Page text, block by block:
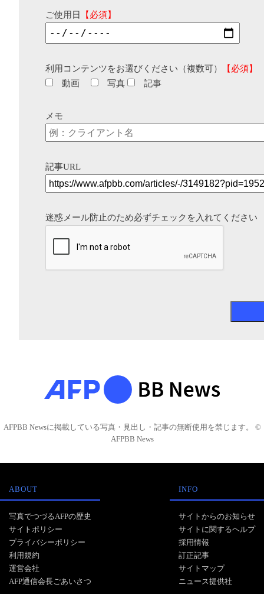
ご使用日 【必須】
利用コンテンツをお選びください（複数可）
【必須】
動画
写真 記事
メモ
記事URL
迷惑メール防止のため必ずチェックを入れてください
AFPBB Newsに掲載している写真・見出し・記事の無断使用を禁じます。 ©
AFPBB News
ABOUT
写真でつづるAFPの歴史
サイトポリシー
プライバシーポリシー
利用規約
運営会社
AFP通信会長ごあいさつ
INFO
サイトからのお知らせ
サイトに関するヘルプ
採用情報
訂正記事
サイトマップ
ニュース提供社